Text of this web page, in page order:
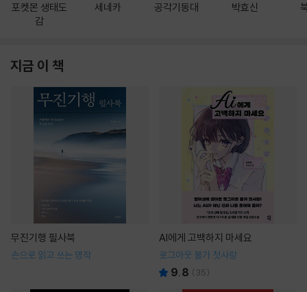
포켓몬 생태도
감
세네카 공각기동대 박효신
지금 이 책
무진기행 필사북
손으로 읽고 쓰는 명작
AI에게 고백하지 마세요
로그아웃 불가 첫사랑
9.8 ( 35)